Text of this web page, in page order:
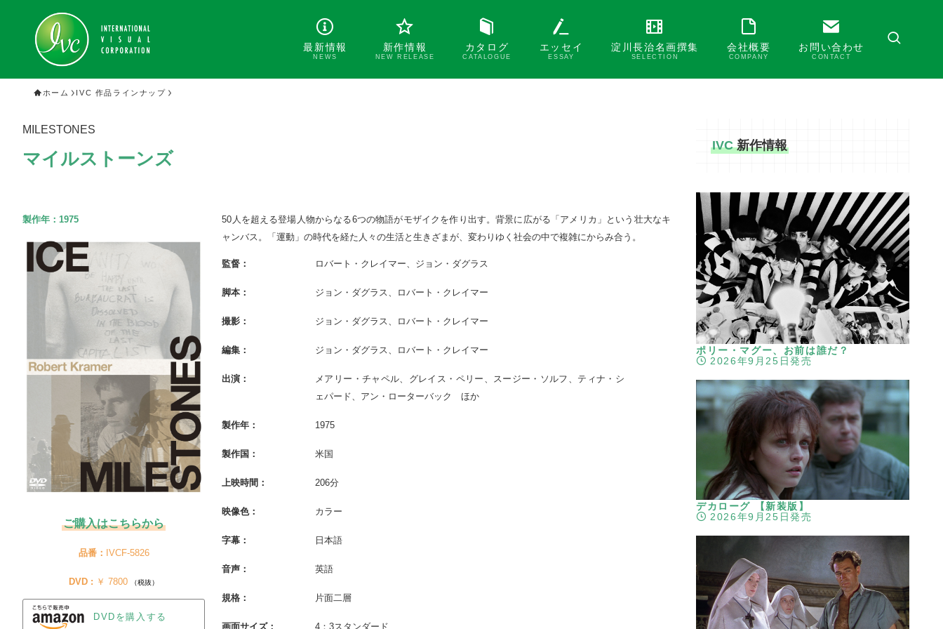
最新情報
NEWS
新作情報
NEW RELEASE
カタログ
CATALOGUE
エッセイ
ESSAY
淀川長治名画撰集
SELECTION
会社概要
COMPANY
お問い合わせ
CONTACT
ホーム IVC 作品ラインナップ
MILESTONES
マイルストーンズ
製作年： 1975
ご購入はこちらから
品番： IVCF-5826
DVD : ￥ 7800 （税抜）
DVDを購入する
50人を超える登場人物からなる6つの物語がモザイクを作り出す。背景に広がる「アメリカ」という壮大なキ
ャンバス。「運動」の時代を経た人々の生活と生きざまが、変わりゆく社会の中で複雑にからみ合う。
監督： ロバート・クレイマー、ジョン・ダグラス
脚本： ジョン・ダグラス、ロバート・クレイマー
撮影： ジョン・ダグラス、ロバート・クレイマー
編集： ジョン・ダグラス、ロバート・クレイマー
出演：
メアリー・チャペル、グレイス・ペリー、スージー・ソルフ、ティナ・シ
ェパード、アン・ローターバック　ほか
製作年： 1975
製作国： 米国
上映時間： 206分
映像色： カラー
字幕： 日本語
音声： 英語
規格： 片面二層
画面サイズ： 4：3スタンダード
IVC新作情報
ポリー・マグー、お前は誰だ？
2026年9月25日発売
デカローグ 【新装版】
2026年9月25日発売